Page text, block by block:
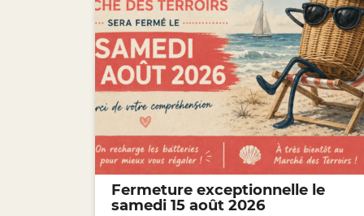
Fermeture exceptionnelle le
samedi 15 août 2026